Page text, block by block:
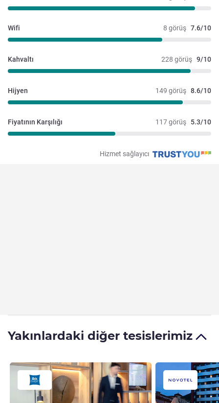
8 görüş 7.6/10
Wifi
228 görüş 9/10
Kahvaltı
149 görüş 8.6/10
Hijyen
117 görüş 5.3/10
Fiyatının Karşılığı
Hizmet sağlayıcı
Yakınlardaki diğer tesislerimiz